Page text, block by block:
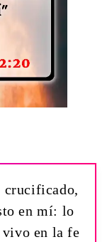
crucificado,
en mí: lo
vivo en la fe